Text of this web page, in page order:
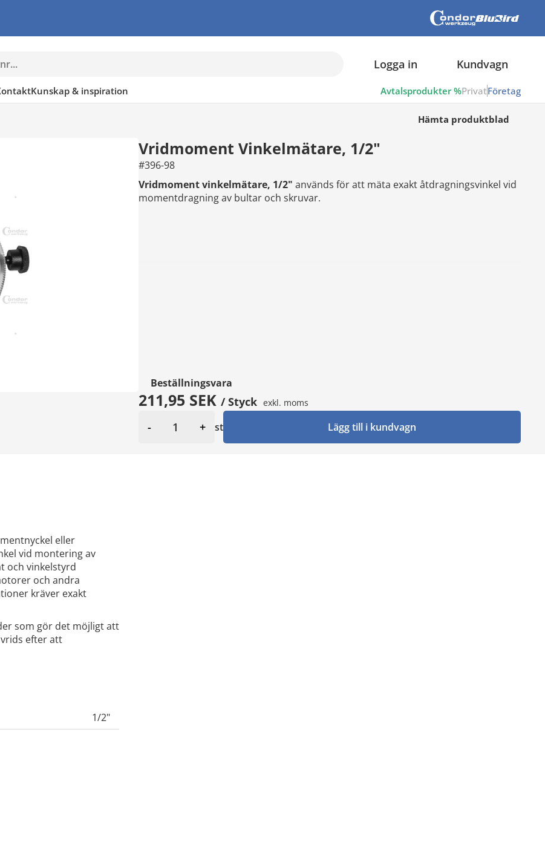
Logga in Kundvagn
Kunskap & inspiration Avtalsprodukter %PrivatFöretag
Hämta produktblad
Vridmoment Vinkelmätare, 1/2"
#396-98
Vridmoment vinkelmätare, 1/2" används för att mäta exakt åtdragningsvinkel vid
momentdragning av bultar och skruvar.
Beställningsvara
211,95 SEK / Styck exkl. moms
- + st Lägg till i kundvagn
eller
vid montering av
och vinkelstyrd
och andra
kräver exakt
som gör det möjligt att
efter att
1/2"